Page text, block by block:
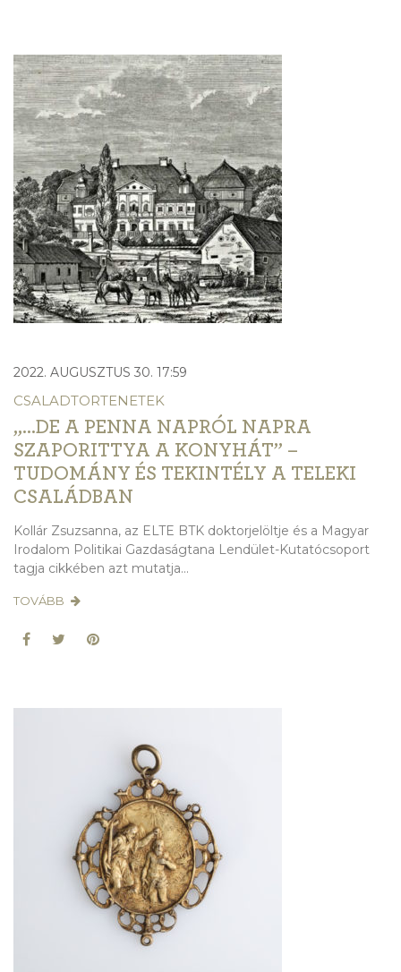
2022. AUGUSZTUS 30. 17:59
CSALADTORTENETEK
„…DE A PENNA NAPRÓL NAPRA
SZAPORITTYA A KONYHÁT” –
TUDOMÁNY ÉS TEKINTÉLY A TELEKI
CSALÁDBAN
Kollár Zsuzsanna, az ELTE BTK doktorjelöltje és a Magyar
Irodalom Politikai Gazdaságtana Lendület-Kutatócsoport
tagja cikkében azt mutatja...
TOVÁBB